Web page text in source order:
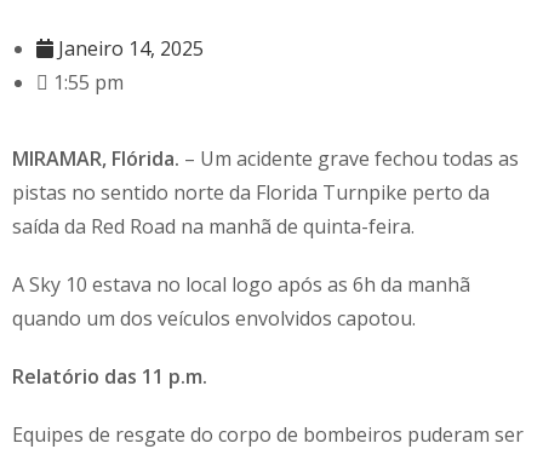
Janeiro 14, 2025
1:55 pm
MIRAMAR, Flórida. – Um acidente grave fechou todas as
pistas no sentido norte da Florida Turnpike perto da
saída da Red Road na manhã de quinta-feira.
A Sky 10 estava no local logo após as 6h da manhã
quando um dos veículos envolvidos capotou.
Relatório das 11 p.m.
Equipes de resgate do corpo de bombeiros puderam ser